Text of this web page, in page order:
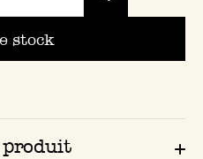
stock